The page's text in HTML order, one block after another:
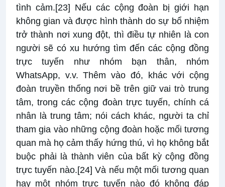
tình cảm.[23] Nếu các cộng đoàn bị giới hạn
không gian và được hình thành do sự bổ nhiệm
trở thành nơi xung đột, thì điều tự nhiên là con
người sẽ có xu hướng tìm đến các cộng đồng
trực tuyến như nhóm bạn thân, nhóm
WhatsApp, v.v. Thêm vào đó, khác với cộng
đoàn truyền thống nơi bề trên giữ vai trò trung
tâm, trong các cộng đoàn trực tuyến, chính cá
nhân là trung tâm; nói cách khác, người ta chỉ
tham gia vào những cộng đoàn hoặc mối tương
quan mà họ cảm thấy hứng thú, vì họ không bắt
buộc phải là thành viên của bất kỳ cộng đồng
trực tuyến nào.[24] Và nếu một mối tương quan
hay một nhóm trực tuyến nào đó không đáp